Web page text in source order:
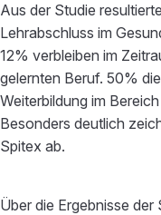
Aus der Studie
Lehrabschluss im
12% verbleiben im
gelernten Beruf. 50%
Weiterbildung im
Besonders deutlich
Spitex ab.
Über die Ergebnisse